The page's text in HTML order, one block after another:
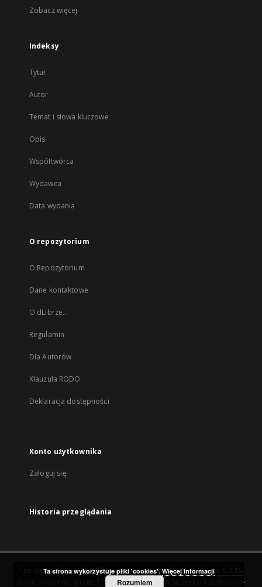
Zobacz więcej
Indeksy
Tytuł
Autor
Temat i słowa kluczowe
Opis
Współtwórca
Wydawca
Data wydania
O repozytorium
O Repozytorium
Dane kontaktowe
O dLibrze...
Regulamin
Dla Autorów
Klauzula RODO
Deklaracja dostępności
Konto użytkownika
Zaloguj się
Historia przeglądania
Ten serwis działa dzięki oprogramowaniuDInGO dLibra 6.3.15
Poznańskie Centrum Superkomputerowo-
Ta strona wykorzystuje pliki 'cookies'. Więcej informacji
Rozumiem